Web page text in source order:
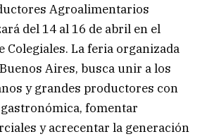
Agroalimentarios
del 14 al 16 de abril en el
Colegiales. La feria organizada
Aires, busca unir a los
y grandes productores con
fomentar
y acrecentar la generación